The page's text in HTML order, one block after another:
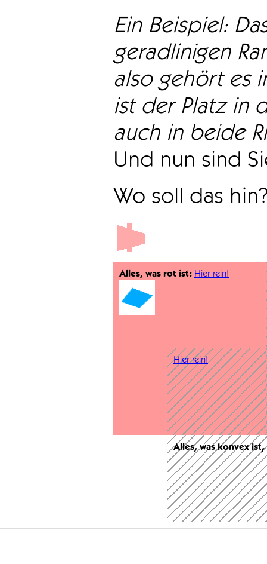
Ein Beispiel:
geradlinigen
also gehört es
ist der Platz in
auch in beide
Und nun sind
Wo soll das
Alles, was rot ist: Hier rein!
Hier rein!
Alles, was konvex